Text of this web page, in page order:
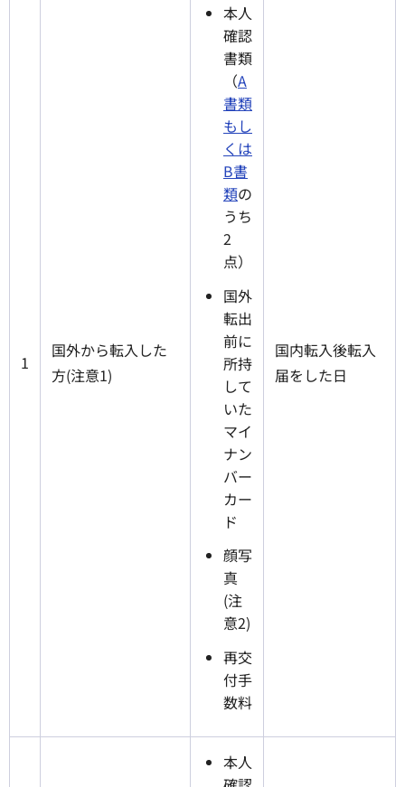
1
国外から転入した
方(注意1)
本人
確認
書類
（A
書類
もし
くは
B書
類の
うち
2
点）
国外
転出
前に
所持
して
いた
マイ
ナン
バー
カー
ド
顔写
真
(注
意2)
再交
付手
数料
国内転入後転入
届をした日
本人